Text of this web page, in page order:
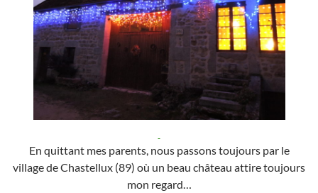
En quittant mes parents, nous passons toujours par le
village de Chastellux (89) où un beau château attire toujours
mon regard…